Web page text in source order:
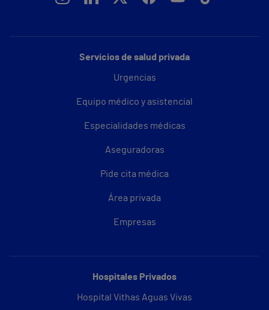
Servicios de salud privada
Urgencias
Equipo médico y asistencial
Especialidades médicas
Aseguradoras
Pide cita médica
Área privada
Empresas
Hospitales Privados
Hospital Vithas Aguas Vivas